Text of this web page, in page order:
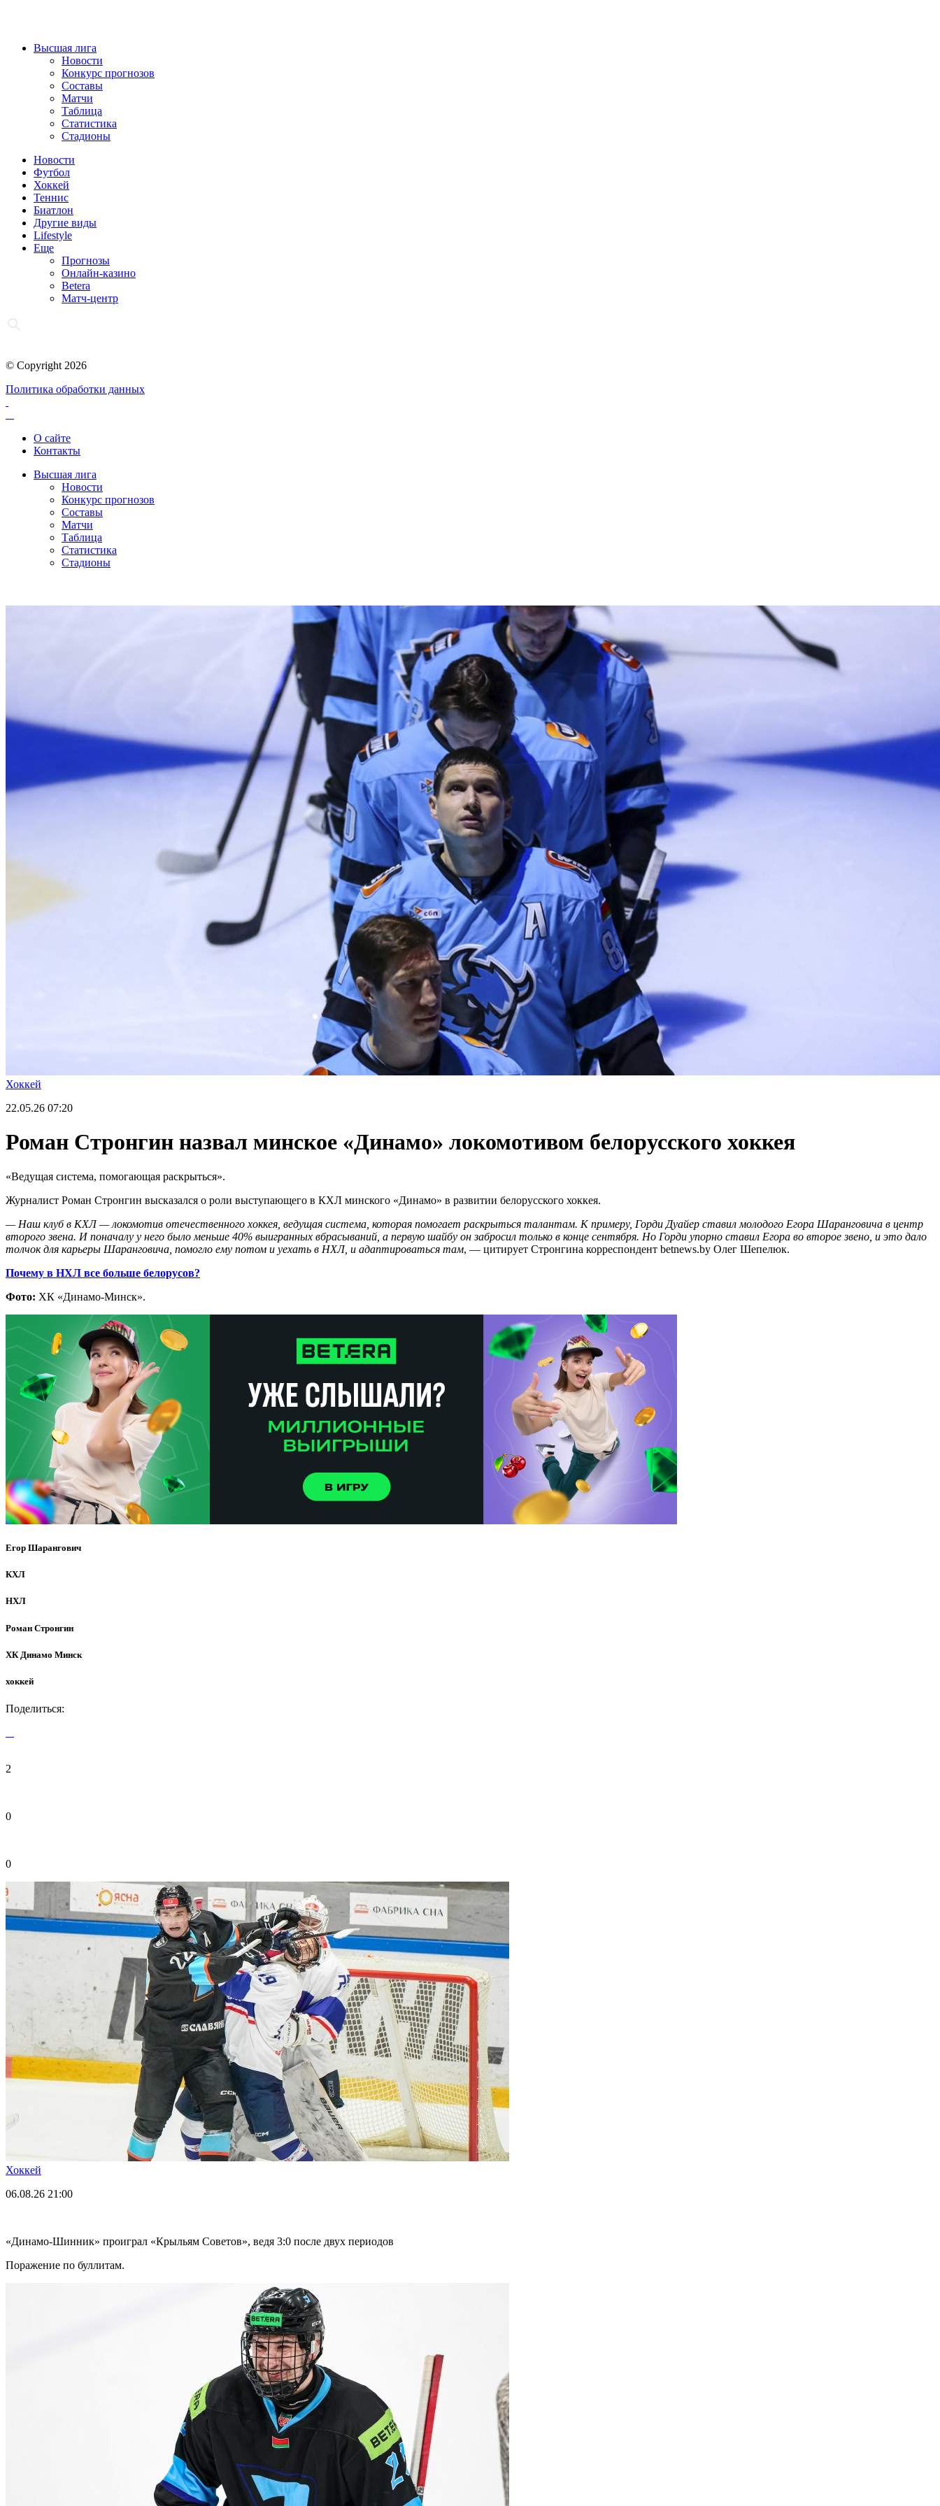
Высшая лига
Новости
Конкурс прогнозов
Составы
Матчи
Таблица
Статистика
Стадионы
Новости
Футбол
Хоккей
Теннис
Биатлон
Другие виды
Lifestyle
Еще
Прогнозы
Онлайн-казино
Betera
Матч-центр
© Copyright 2026
Политика обработки данных
О сайте
Контакты
Высшая лига
Новости
Конкурс прогнозов
Составы
Матчи
Таблица
Статистика
Стадионы
Хоккей
22.05.26 07:20
Роман Стронгин назвал минское «Динамо» локомотивом белорусского хоккея
«Ведущая система, помогающая раскрыться».
Журналист Роман Стронгин высказался о роли выступающего в КХЛ минского «Динамо» в развитии белорусского хоккея.
— Наш клуб в КХЛ — локомотив отечественного хоккея, ведущая система, которая помогает раскрыться талантам. К примеру, Горди Дуайер ставил молодого Егора Шаранговича в центр
второго звена. И поначалу у него было меньше 40% выигранных вбрасываний, а первую шайбу он забросил только в конце сентября. Но Горди упорно ставил Егора во второе звено, и это дало
толчок для карьеры Шаранговича, помогло ему потом и уехать в НХЛ, и адаптироваться там, — цитирует Стронгина корреспондент betnews.by Олег Шепелюк.
Почему в НХЛ все больше белорусов?
Фото: ХК «Динамо-Минск».
Егор Шарангович
КХЛ
НХЛ
Роман Стронгин
ХК Динамо Минск
хоккей
Поделиться:
2
0
0
Хоккей
06.08.26 21:00
«Динамо-Шинник» проиграл «Крыльям Советов», ведя 3:0 после двух периодов
Поражение по буллитам.